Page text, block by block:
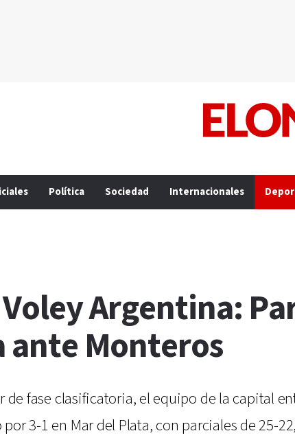
Política Sociedad Internacionales
Argentina:
Monteros
de fase clasificatoria, el equipo de la capital
3-1 en Mar del Plata, con parciales de 25-